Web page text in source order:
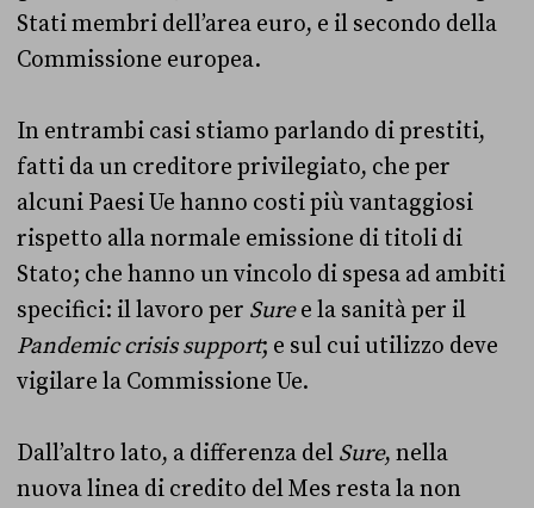
Stati membri dell’area euro, e il secondo della
Commissione europea.
In entrambi casi stiamo parlando di prestiti,
fatti da un creditore privilegiato, che per
alcuni Paesi Ue hanno costi più vantaggiosi
rispetto alla normale emissione di titoli di
Stato; che hanno un vincolo di spesa ad ambiti
specifici: il lavoro per Suree la sanità per il
Pandemic crisis support; e sul cui utilizzo deve
vigilare la Commissione Ue.
Dall’altro lato, a differenza del Sure, nella
nuova linea di credito del Mes resta la non